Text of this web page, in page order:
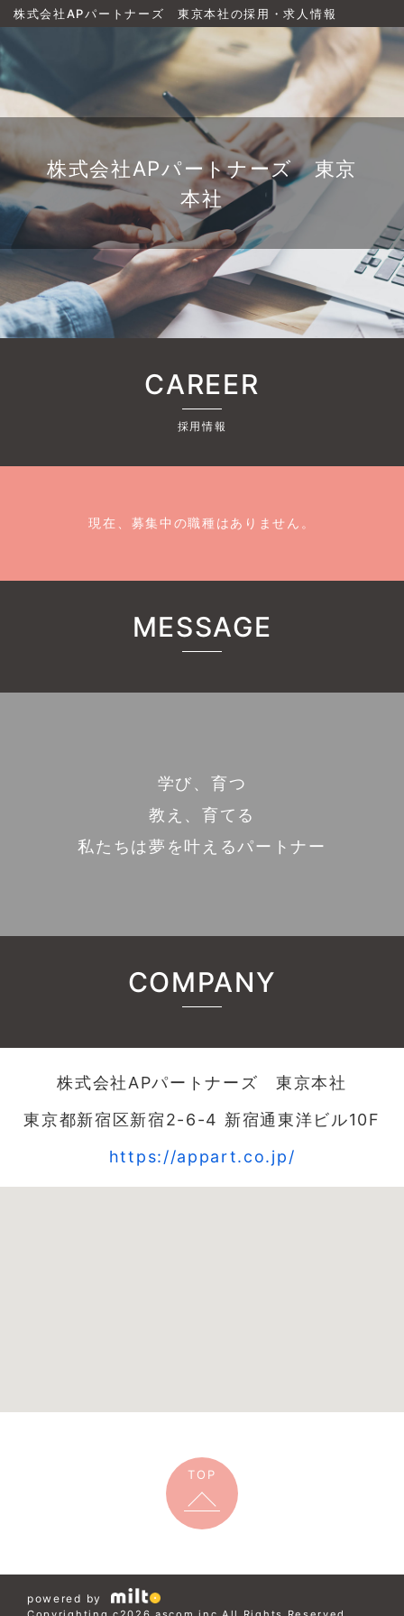
株式会社APパートナーズ 東京本社の採用・求人情報
株式会社APパートナーズ 東京
本社
CAREER
採用情報
現在、募集中の職種はありません。
MESSAGE
学び、育つ
教え、育てる
私たちは夢を叶えるパートナー
COMPANY
株式会社APパートナーズ 東京本社
東京都新宿区新宿2-6-4 新宿通東洋ビル10F
https://appart.co.jp/
TOP
powered by